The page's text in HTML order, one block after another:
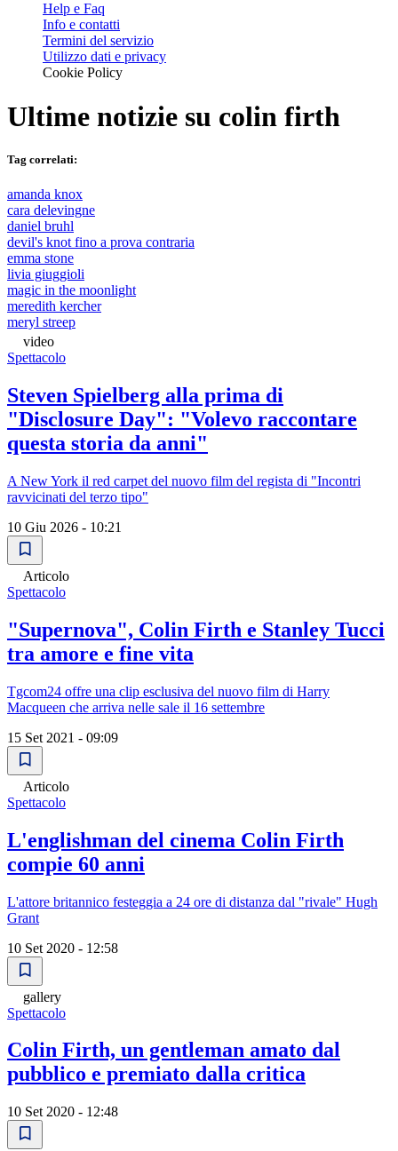
Help e Faq
Info e contatti
Termini del servizio
Utilizzo dati e privacy
Cookie Policy
Ultime notizie su colin firth
Tag correlati:
amanda knox
cara delevingne
daniel bruhl
devil's knot fino a prova contraria
emma stone
livia giuggioli
magic in the moonlight
meredith kercher
meryl streep
video
Spettacolo
Steven Spielberg alla prima di
"Disclosure Day": "Volevo raccontare
questa storia da anni"
A New York il red carpet del nuovo film del regista di "Incontri
ravvicinati del terzo tipo"
10 Giu 2026 - 10:21
Articolo
Spettacolo
"Supernova", Colin Firth e Stanley Tucci
tra amore e fine vita
Tgcom24 offre una clip esclusiva del nuovo film di Harry
Macqueen che arriva nelle sale il 16 settembre
15 Set 2021 - 09:09
Articolo
Spettacolo
L'englishman del cinema Colin Firth
compie 60 anni
L'attore britannico festeggia a 24 ore di distanza dal "rivale" Hugh
Grant
10 Set 2020 - 12:58
gallery
Spettacolo
Colin Firth, un gentleman amato dal
pubblico e premiato dalla critica
10 Set 2020 - 12:48